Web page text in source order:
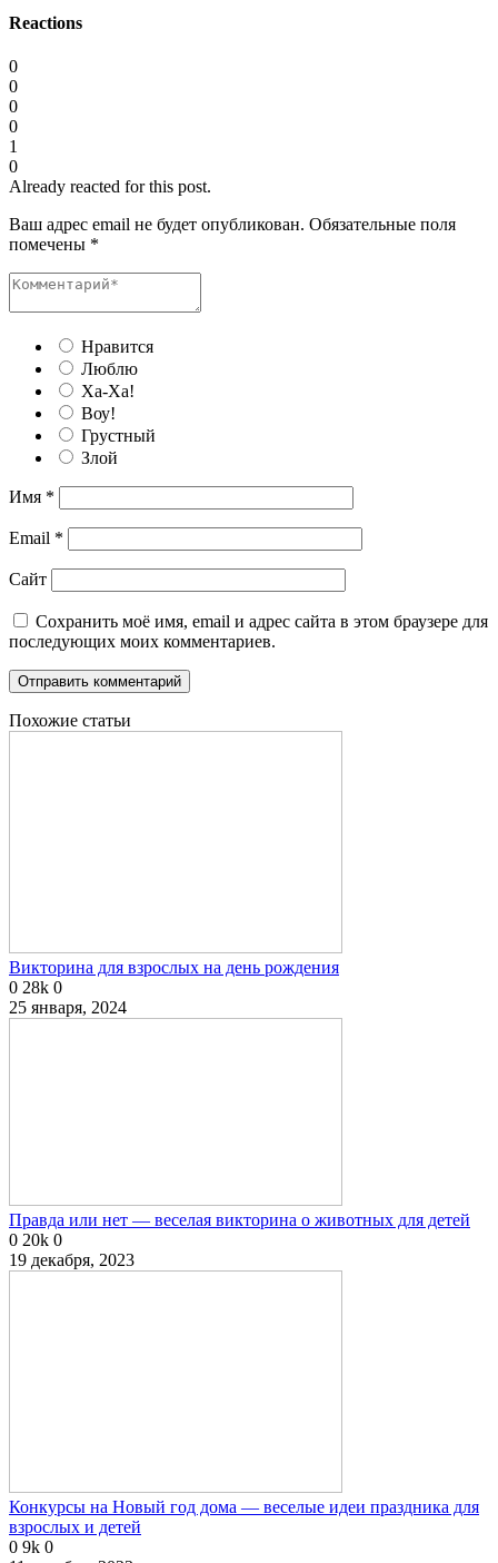
Reactions
0
0
0
0
1
0
Already reacted for this post.
Ваш адрес email не будет опубликован. Обязательные поля
помечены *
Нравится
Люблю
Ха-Ха!
Воу!
Грустный
Злой
Имя *
Email *
Сайт
Сохранить моё имя, email и адрес сайта в этом браузере для
последующих моих комментариев.
Похожие статьи
Викторина для взрослых на день рождения
0 28k 0
25 января, 2024
Правда или нет — веселая викторина о животных для детей
0 20k 0
19 декабря, 2023
Конкурсы на Новый год дома — веселые идеи праздника для
взрослых и детей
0 9k 0